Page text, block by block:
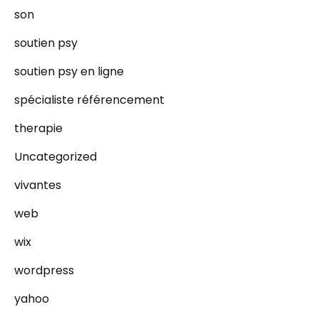
son
soutien psy
soutien psy en ligne
spécialiste référencement
therapie
Uncategorized
vivantes
web
wix
wordpress
yahoo